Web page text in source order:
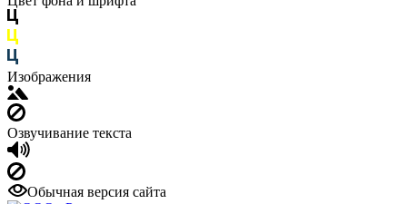
Изображения
Озвучивание текста
Обычная версия сайта